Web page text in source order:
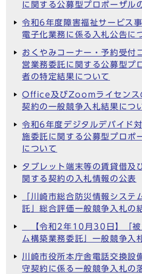
に関する公募型プロポーザル
令和6年度障害福祉サービス
電子化業務に係る入札公告に
おくやみコーナー・予約受付
営業務委託に関する公募型プ
者の特定結果について
Office及びZoomライセンス
契約の一般競争入札結果につ
令和6年度デジタルデバイド
施委託に関する公募型プロポ
について
タブレット端末等の賃貸借及
関する契約の入札情報の公表
「川崎市総合防災情報システ
託」総合評価一般競争入札の
【令和2年10月30日】「被
ム構築業務委託」一般競争入
川崎市役所本庁舎電話交換設
守契約に係る一般競争入札の